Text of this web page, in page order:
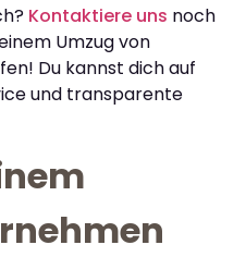
Kontaktiere uns noch
Umzug von
Du kannst dich auf
und transparente